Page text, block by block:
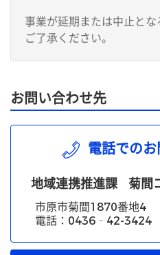
事業が延期または中止と
ご了承ください。
お問い合わせ先
電話での
地域連携推進課 菊間
市原市菊間1870番地4
電話：0436‐42-3424